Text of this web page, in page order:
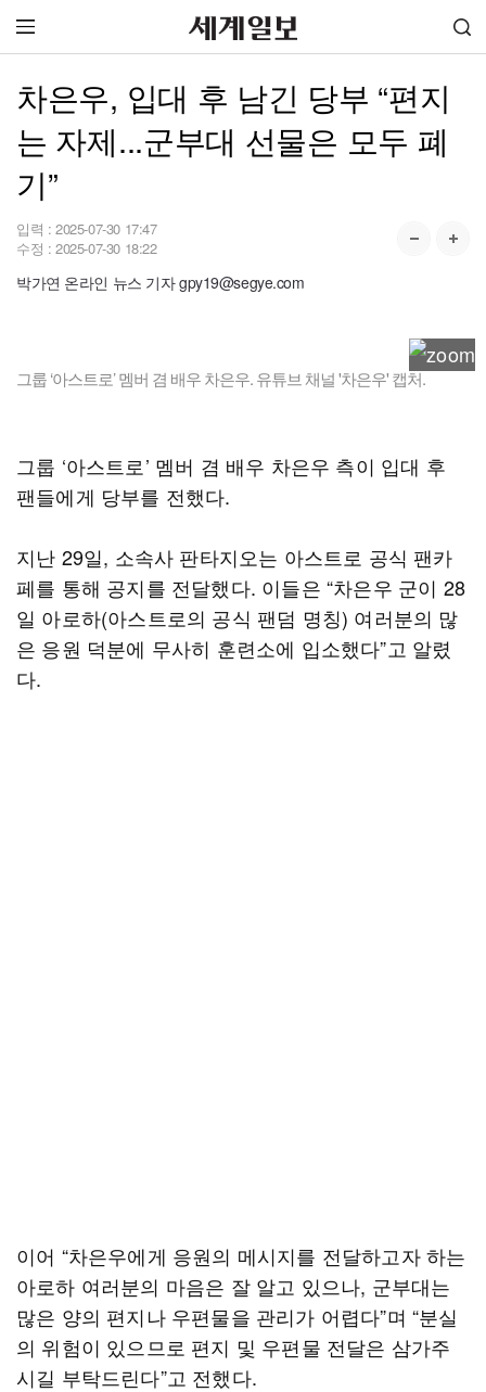
차은우, 입대 후 남긴 당부 “편지
는 자제...군부대 선물은 모두 폐
기”
입력 : 2025-07-30 17:47
수정 : 2025-07-30 18:22
박가연 온라인 뉴스 기자 gpy19@segye.com
그룹 ‘아스트로’ 멤버 겸 배우 차은우. 유튜브 채널 '차은우' 캡처.
그룹 ‘아스트로’ 멤버 겸 배우 차은우 측이 입대 후
팬들에게 당부를 전했다.
지난 29일, 소속사 판타지오는 아스트로 공식 팬카
페를 통해 공지를 전달했다. 이들은 “차은우 군이 28
일 아로하(아스트로의 공식 팬덤 명칭) 여러분의 많
은 응원 덕분에 무사히 훈련소에 입소했다”고 알렸
다.
이어 “차은우에게 응원의 메시지를 전달하고자 하는
아로하 여러분의 마음은 잘 알고 있으나, 군부대는
많은 양의 편지나 우편물을 관리가 어렵다”며 “분실
의 위험이 있으므로 편지 및 우편물 전달은 삼가주
시길 부탁드린다”고 전했다.